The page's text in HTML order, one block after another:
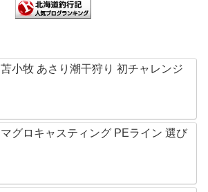
苫小牧 あさり潮干狩り 初チャレンジ
マグロキャスティング PEライン 選び